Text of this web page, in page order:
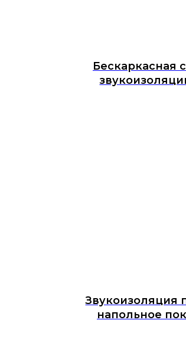
Бескаркасная
Звукоизоляция
напольное